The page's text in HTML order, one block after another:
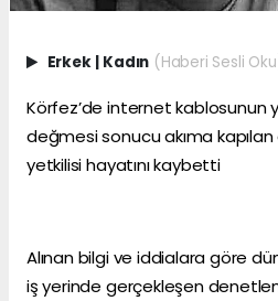
Erkek | Kadın (Haberi Sesli
Körfez’de internet kablosunun
değmesi sonucu akıma
yetkilisi hayatını kaybetti
Alınan bilgi ve iddialara göre
iş yerinde gerçekleşen